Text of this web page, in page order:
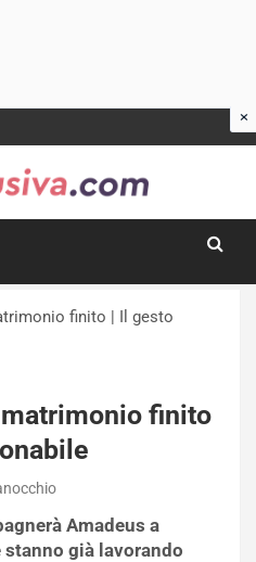
finito | Il gesto
finito
Amadeus a
già lavorando